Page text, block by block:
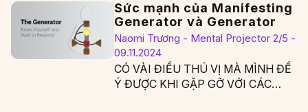
Sức mạnh của Manifesting
Generator và Generator
Naomi Trương - Mental Projector 2/5 -
09.11.2024
CÓ VÀI ĐIỀU THÚ VỊ MÀ MÌNH ĐỂ
Ý ĐƯỢC KHI GẶP GỠ VỚI CÁC